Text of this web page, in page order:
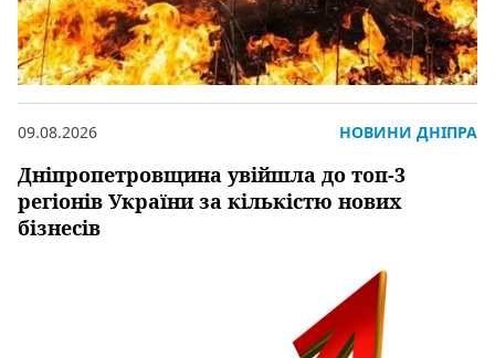
Дніпропетровщина увійшла до топ-3
регіонів України за кількістю нових
бізнесів
09.08.2026 НОВИНИ ДНІПРА